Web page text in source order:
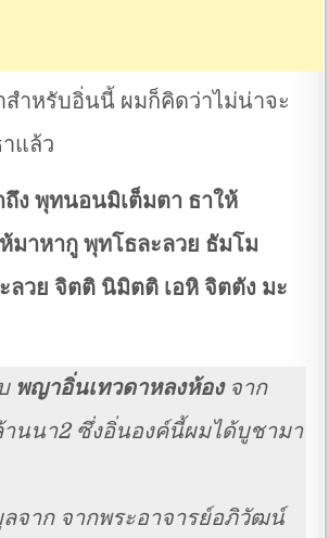
สำหรับอิ่นนี้ ผมก็คิดว่าไม่น่าจะ
แล้ว
ง พุทนอนมิเต็มตา ธาให้
มาหากู พุทโธละลวย ธัมโม
ลวย จิตติ นิมิตติ เอหิ จิตตัง มะ
พญาอิ่นเทวดาหลงห้องจาก
านนา2 ซึ่งอิ่นองค์นี้ผมได้บูชามา
จาก จากพระอาจารย์อภิวัฒน์